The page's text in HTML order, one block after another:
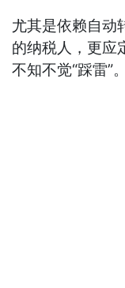
尤其是依赖自动
的纳税人，更应
不知不觉“踩雷”。